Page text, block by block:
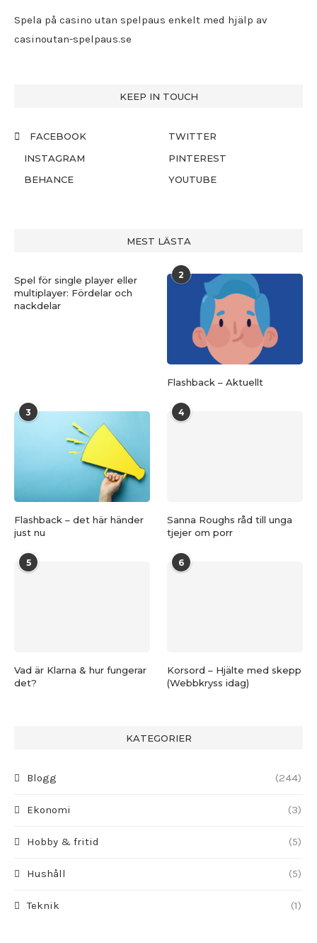
Spela på casino utan spelpaus enkelt med hjälp av
casinoutan-spelpaus.se
KEEP IN TOUCH
FACEBOOK
TWITTER
INSTAGRAM
PINTEREST
BEHANCE
YOUTUBE
MEST LÄSTA
Spel för single player eller
multiplayer: Fördelar och
nackdelar
2
Flashback – Aktuellt
3
Flashback – det här händer
just nu
4
Sanna Roughs råd till unga
tjejer om porr
5
Vad är Klarna & hur fungerar
det?
6
Korsord – Hjälte med skepp
(Webbkryss idag)
KATEGORIER
Blogg (244)
Ekonomi (3)
Hobby & fritid (5)
Hushåll (5)
Teknik (1)